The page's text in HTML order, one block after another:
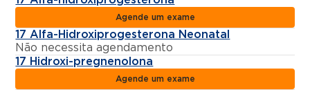
Agende um exame
17 Alfa-Hidroxiprogesterona Neonatal
Não necessita agendamento
17 Hidroxi-pregnenolona
Agende um exame